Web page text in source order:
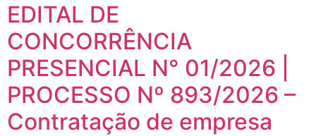
EDITAL DE
CONCORRÊNCIA
PRESENCIAL N° 01/2026 |
PROCESSO Nº 893/2026 –
Contratação de empresa